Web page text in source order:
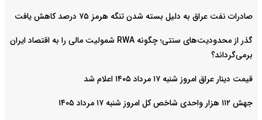
صادرات نفت عراق به دلیل بسته شدن تنگه هرمز ۷۵ درصد کاهش یافت
گذر از محدودیت‌های سنتی؛ چگونه RWA شمولیت مالی را به اقتصاد ایران
برمی‌گرداند؟
قیمت دینار عراق امروز شنبه ۱۷ مرداد ۱۴۰۵ اعلام شد
جهش ۱۱۲ هزار واحدی شاخص کل امروز شنبه ۱۷ مرداد ۱۴۰۵